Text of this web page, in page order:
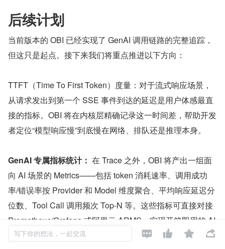
后续计划
当前版本的 OBI 已经实现了 GenAI 调用链路的完整追踪，
但这只是起点。接下来我们将重点推进以下方向：
TTFT（Time To First Token）度量：对于流式响应场景，
从请求发出到第一个 SSE 事件到达的延迟是用户体感最直
接的指标。OBI 将在内核层精确记录这一时间差，帮助开发
者定位“模型响应慢”到底慢在网络、排队还是推理本身。
GenAI 专属指标统计： 在 Trace 之外，OBI 将产出一组面
向 AI 场景的 Metrics——包括 token 消耗速率、调用成功
率/错误率按 Provider 和 Model 维度聚合、平均响应延迟分
位数、Tool Call 调用频次 Top-N 等。这些指标可直接对接
Prometheus/Grafana 或阿里云 ARMS，实现开箱即用的 AI
应用监控大盘。同时持续跟进新兴 AI 服务商（DeepSee
写下你的想法，一起交流    